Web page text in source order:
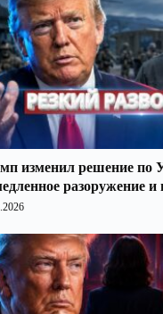
изменил решение по
разоружение